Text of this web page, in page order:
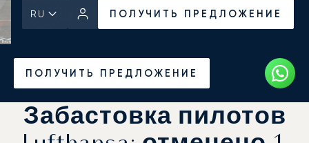
RU ПОЛУЧИТЬ ПРЕДЛОЖЕНИЕ
ПОЛУЧИТЬ ПРЕДЛОЖЕНИЕ
Забастовка пилотов